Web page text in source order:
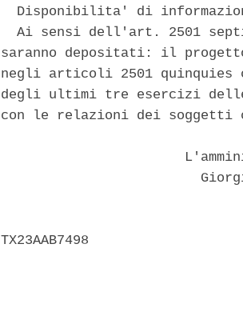
Disponibilita' di
Ai sensi dell'art. 2501
saranno depositati: il
negli articoli 2501
degli ultimi tre esercizi
con le relazioni dei soggetti